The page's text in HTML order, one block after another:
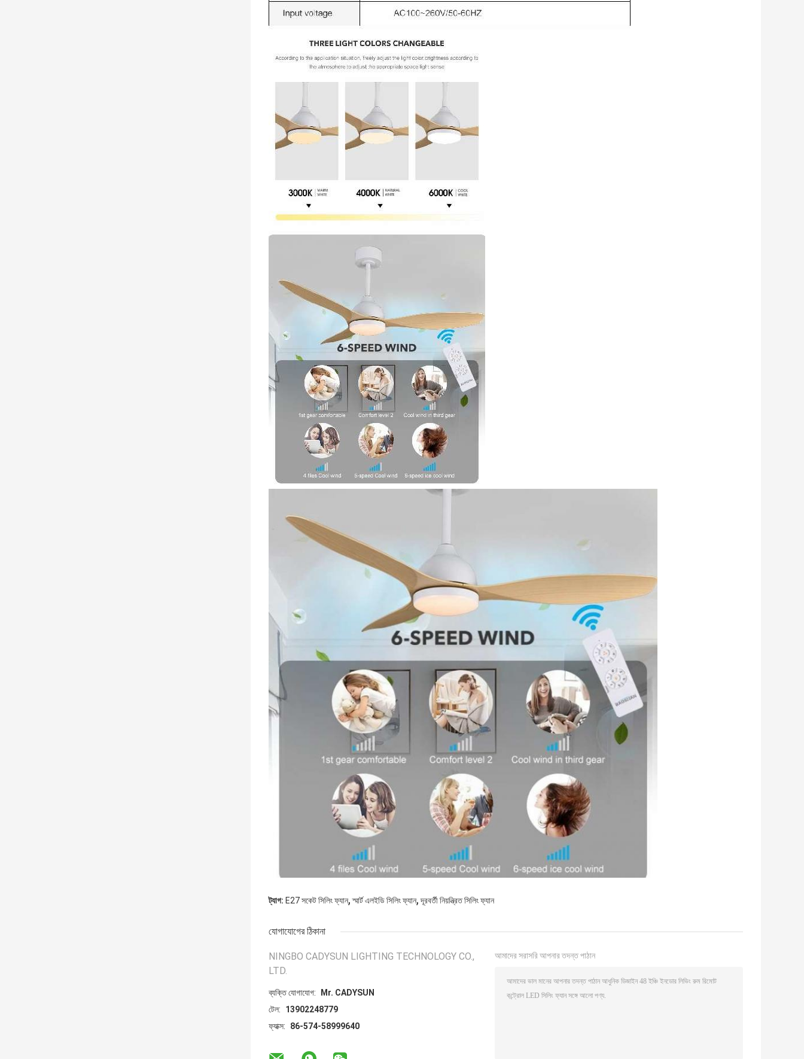
ট্যাগ: E27 সকেট সিলিং ফ্যান, স্মার্ট এলইডি সিলিং ফ্যান, দূরবর্তী নিয়ন্ত্রিত সিলিং ফ্যান
যোগাযোগের ঠিকানা
NINGBO CADYSUN LIGHTING TECHNOLOGY CO.,
LTD.
ব্যক্তি যোগাযোগ:
Mr. CADYSUN
টেল:
13902248779
ফ্যাক্স:
86-574-58999640
আমাদের সরাসরি আপনার তদন্ত পাঠান